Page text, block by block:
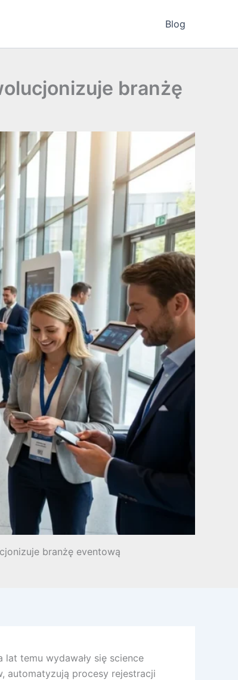
Blog
branżę
branżę eventową
temu wydawały się science
automatyzują procesy rejestracji